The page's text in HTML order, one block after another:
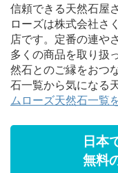
信頼できる天然石屋
ローズは株式会社さ
店です。定番の連や
多くの商品を取り扱
然石とのご縁をおつ
石一覧から気になる
ムローズ天然石一覧
日本
無料